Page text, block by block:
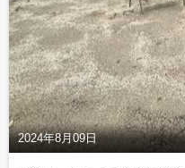
2024年8月09日